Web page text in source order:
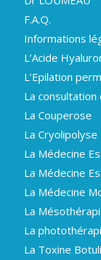
F.A.Q.
Informations
L’Acide
L’Epilation
La
La Couperose
La Cryolipolyse
La Médecine
La Médecine
La Médecine
La
La
La Toxine